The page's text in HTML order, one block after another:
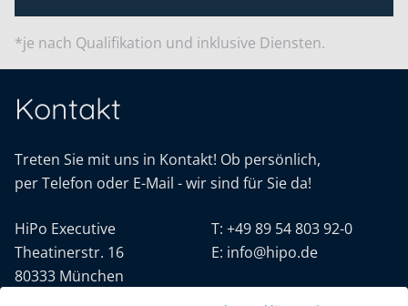
*je nach Qualifikation und inklusive Diensten.
Kontakt
Treten Sie mit uns in Kontakt! Ob persönlich,
per Telefon oder E-Mail - wir sind für Sie da!
HiPo Executive
Theatinerstr. 16
80333 München
T: +49 89 54 803 92-0
E: info@hipo.de